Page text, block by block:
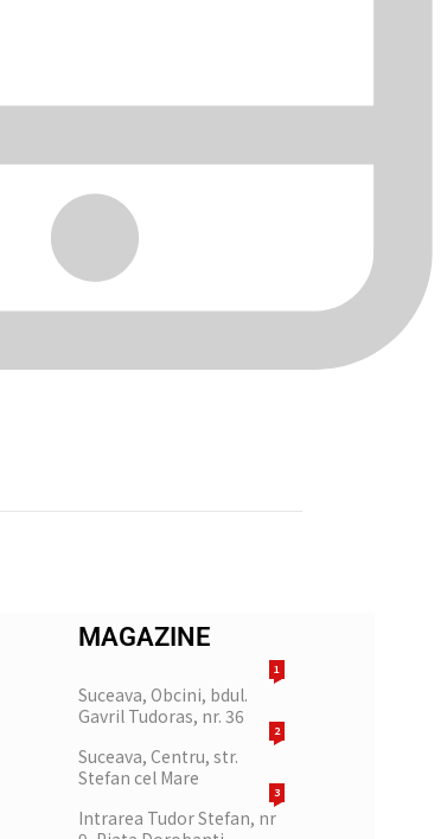
MAGAZINE
Suceava, Obcini, bdul.
Gavril Tudoras, nr. 36
1
Suceava, Centru, str.
Stefan cel Mare
2
Intrarea Tudor Stefan, nr
3